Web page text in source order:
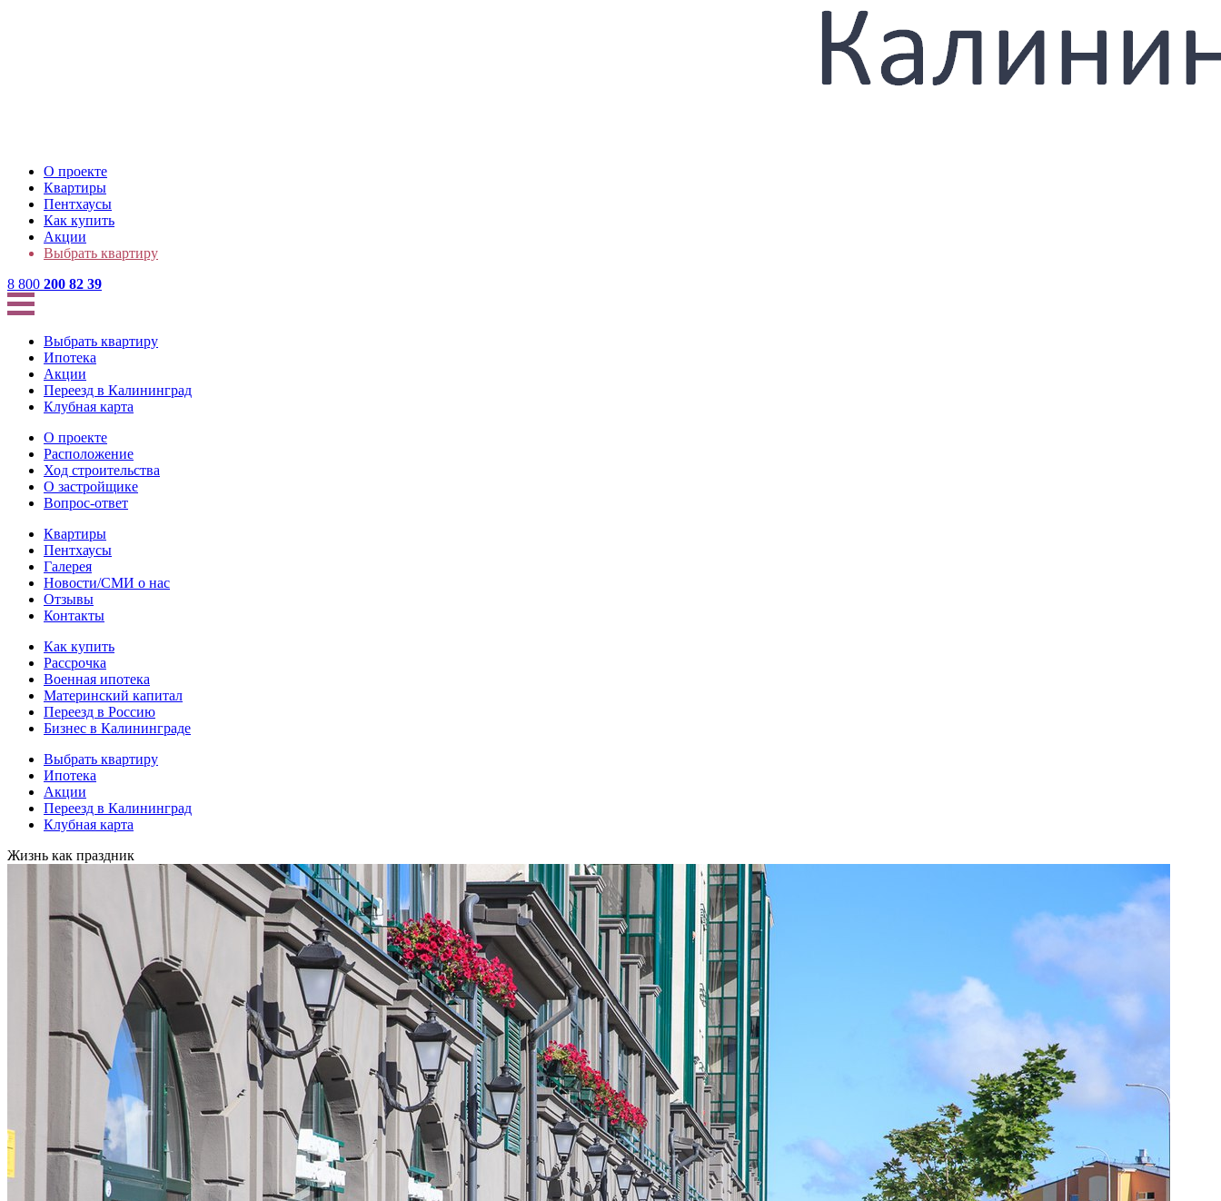
О проекте
Квартиры
Пентхаусы
Как купить
Акции
Выбрать квартиру
8 800 200 82 39
Выбрать квартиру
Ипотека
Акции
Переезд в Калининград
Клубная карта
О проекте
Расположение
Ход строительства
О застройщике
Вопрос-ответ
Квартиры
Пентхаусы
Галерея
Новости/СМИ о нас
Отзывы
Контакты
Как купить
Рассрочка
Военная ипотека
Материнский капитал
Переезд в Россию
Бизнес в Калининграде
Выбрать квартиру
Ипотека
Акции
Переезд в Калининград
Клубная карта
Жизнь как праздник